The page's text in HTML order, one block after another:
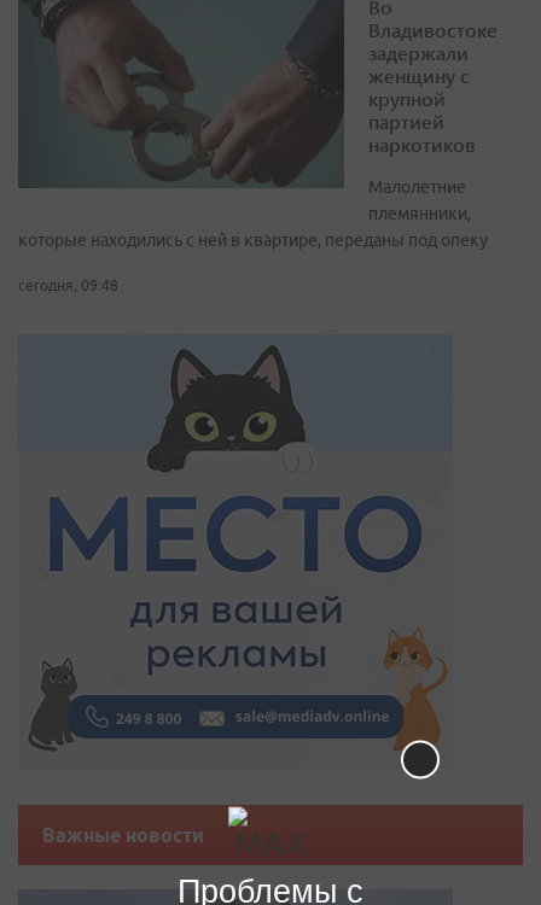
Во
Владивостоке
задержали
женщину с
крупной
партией
наркотиков
Малолетние
племянники,
которые находились с ней в квартире, переданы под опеку
сегодня, 09:48
Важные новости
Проблемы с